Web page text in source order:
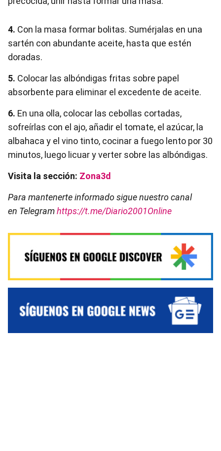
4. Con la masa formar bolitas. Sumérjalas en una
sartén con abundante aceite, hasta que estén
doradas.
5. Colocar las albóndigas fritas sobre papel
absorbente para eliminar el excedente de aceite.
6. En una olla, colocar las cebollas cortadas,
sofreírlas con el ajo, añadir el tomate, el azúcar, la
albahaca y el vino tinto, cocinar a fuego lento por 30
minutos, luego licuar y verter sobre las albóndigas.
Visita la sección: Zona3d
Para mantenerte informado sigue nuestro canal
en Telegramhttps://t.me/Diario2001Online